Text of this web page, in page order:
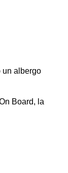
un albergo
Board, la